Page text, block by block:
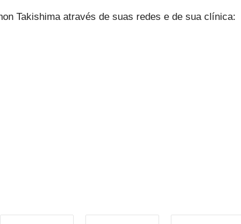
Takishima através de suas redes e de sua clínica: